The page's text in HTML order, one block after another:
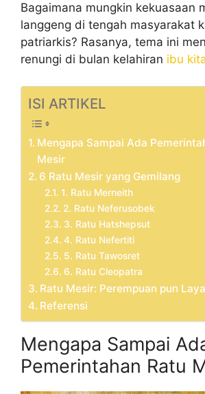
Bagaimana mungkin kekuasaan
langgeng di tengah masyarakat
patriarkis? Rasanya, tema ini
renungi di bulan kelahiran ibu
ISI ARTIKEL
Mengapa Sampai Ada
Mesir
6 Ratu Mesir yang Gemilang
1. Ratu Merneith
2. Ratu Neferusobek
3. Ratu Hatshepsut
4. Ratu Nefertiti
5. Ratu Tawosret
6. Ratu Cleopatra
Ratu Mesir: Perempuan pun
Referensi
Mengapa Sampai
Pemerintahan Ratu